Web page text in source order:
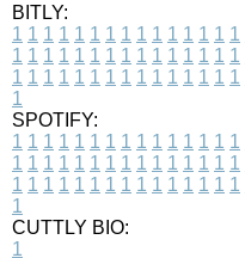
BITLY:
1 1 1 1 1 1 1 1 1 1 1 1 1 1 1
1 1 1 1 1 1 1 1 1 1 1 1 1 1 1
1 1 1 1 1 1 1 1 1 1 1 1 1 1 1
1
SPOTIFY:
1 1 1 1 1 1 1 1 1 1 1 1 1 1 1
1 1 1 1 1 1 1 1 1 1 1 1 1 1 1
1 1 1 1 1 1 1 1 1 1 1 1 1 1 1
1
CUTTLY BIO:
1